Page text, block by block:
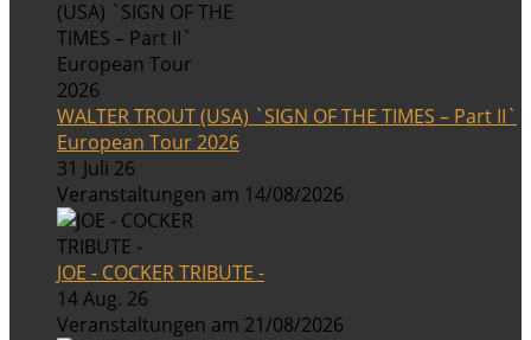
WALTER TROUT (USA) `SIGN OF THE TIMES – Part II`
European Tour 2026
31 Juli 26
Veranstaltungen am 14/08/2026
JOE - COCKER TRIBUTE -
14 Aug. 26
Veranstaltungen am 21/08/2026